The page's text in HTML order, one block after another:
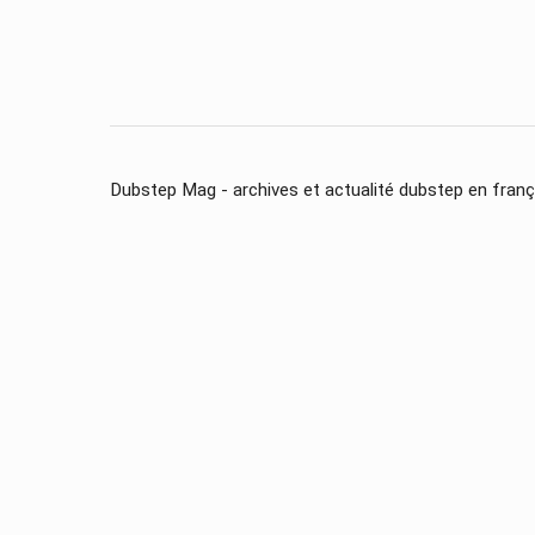
Dubstep Mag - archives et actualité dubstep en